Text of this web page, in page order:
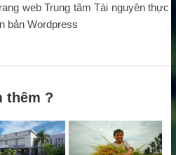
web Trung tâm Tài nguyên thực
bản Wordpress
thêm ?